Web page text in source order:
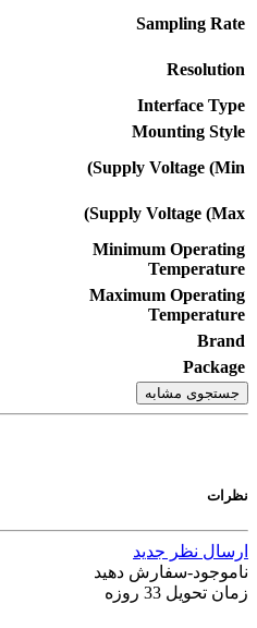
Sampling Rate
Resolution
Interface Type
Mounting Style
Supply Voltage (Min)
Supply Voltage (Max)
Minimum Operating
Temperature
Maximum Operating
Temperature
Brand
Package
جستجوی مشابه
نظرات
ارسال نظر جدید
ناموجود-سفارش دهید
زمان تحویل 33 روزه